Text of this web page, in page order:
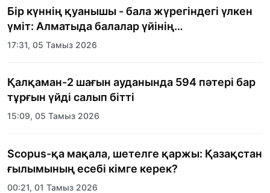
Бір күннің қуанышы - бала жүрегіндегі үлкен
үміт: Алматыда балалар үйінің
тәрбиеленушілеріне мерекелік күн
17:31, 05 Тамыз 2026
Қалқаман-2 шағын ауданында 594 пәтері бар
тұрғын үйді салып бітті
15:09, 05 Тамыз 2026
Scopus-қа мақала, шетелге қаржы: Қазақстан
ғылымының есебі кімге керек?
00:21, 01 Тамыз 2026